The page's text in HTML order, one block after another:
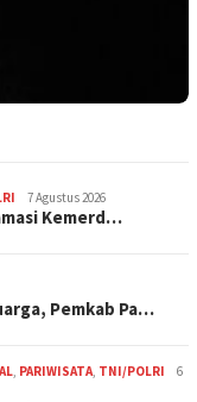
7 Agustus 2026
Kemerd…
Pemkab Pa…
, PARIWISATA, TNI/POLRI
6